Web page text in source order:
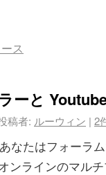
ス
ーと
稿者: ルーウィン | 2
なたはフォーラ
ンラインのマル